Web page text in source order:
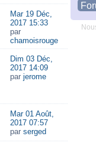
Mar 19 Déc,
2017 15:33
par
chamoisrouge
Dim 03 Déc,
2017 14:09
par jerome
Mar 01 Août,
2017 07:57
par serged